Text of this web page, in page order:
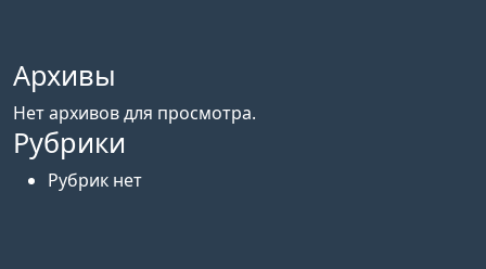
Архивы
Нет архивов для просмотра.
Рубрики
Рубрик нет